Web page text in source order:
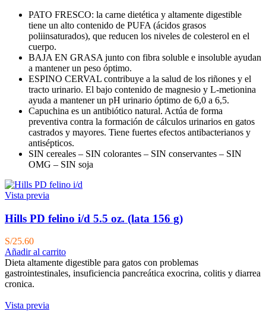
PATO FRESCO: la carne dietética y altamente digestible
tiene un alto contenido de PUFA (ácidos grasos
poliinsaturados), que reducen los niveles de colesterol en el
cuerpo.
BAJA EN GRASA junto con fibra soluble e insoluble ayudan
a mantener un peso óptimo.
ESPINO CERVAL contribuye a la salud de los riñones y el
tracto urinario. El bajo contenido de magnesio y L-metionina
ayuda a mantener un pH urinario óptimo de 6,0 a 6,5.
Capuchina es un antibiótico natural. Actúa de forma
preventiva contra la formación de cálculos urinarios en gatos
castrados y mayores. Tiene fuertes efectos antibacterianos y
antisépticos.
SIN cereales – SIN colorantes – SIN conservantes – SIN
OMG – SIN soja
Vista previa
Hills PD felino i/d 5.5 oz. (lata 156 g)
S/25.60
Añadir al carrito
Dieta altamente digestible para gatos con problemas
gastrointestinales, insuficiencia pancreática exocrina, colitis y diarrea
cronica.
Vista previa